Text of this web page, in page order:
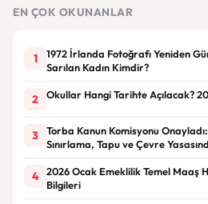
EN ÇOK OKUNANLAR
1
1972 İrlanda Fotoğrafı Yeniden
Sarılan Kadın Kimdir?
2 Okullar Hangi Tarihte Açılacak?
3
Torba Kanun Komisyonu
Sınırlama, Tapu ve Çevre
4
2026 Ocak Emeklilik Temel Maaş
Bilgileri